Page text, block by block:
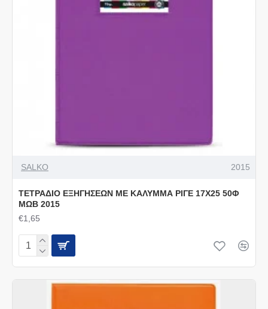
SALKO 2015
ΤΕΤΡΑΔΙΟ ΕΞΗΓΗΣΕΩΝ ΜΕ ΚΑΛΥΜΜΑ ΡΙΓΕ 17Χ25 50Φ
ΜΩΒ 2015
€1,65